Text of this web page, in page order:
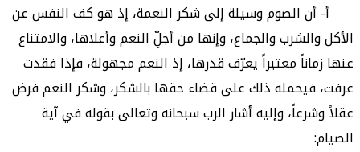
أ- أن الصوم وسيلة إلى شكر النعمة، إذ هو كف النفس عن
الأكل والشرب والجماع، وإنها من أجلِّ النعم وأعلاها، والامتناع
عنها زماناً معتبراً يعرّف قدرها، إذ النعم مجهولة، فإذا فقدت
عرفت، فيحمله ذلك على قضاء حقها بالشكر، وشكر النعم فرض
عقلاً وشرعاً، وإليه أشار الرب سبحانه وتعالى بقوله في آية
الصيام: